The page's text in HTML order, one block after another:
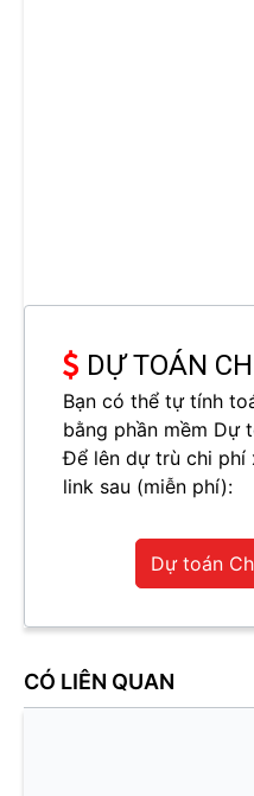
DỰ TOÁN
Bạn có thể tự tính
bằng phần mềm Dự
Để lên dự trù chi phí
link sau (miễn phí):
Dự toán
CÓ LIÊN QUAN